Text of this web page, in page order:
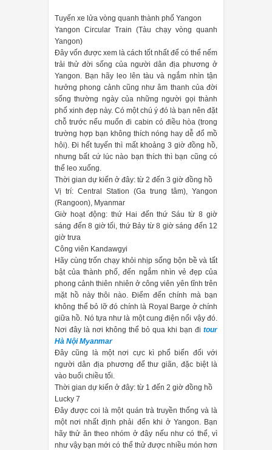
Tuyến xe lửa vòng quanh thành phố Yangon
Yangon Circular Train (Tàu chạy vòng quanh
Yangon)
Đây vốn được xem là cách tốt nhất để có thể nếm
trải thử đời sống của người dân địa phương ở
Yangon. Bạn hãy leo lên tàu và ngắm nhìn tận
hưởng phong cảnh cũng như âm thanh của đời
sống thường ngày của những người gọi thành
phố xinh đẹp này. Có một chú ý đó là bạn nên đặt
chỗ trước nếu muốn đi cabin có điều hòa (trong
trường hợp bạn không thích nóng hay dễ đổ mồ
hôi). Đi hết tuyến thì mất khoảng 3 giờ đồng hồ,
nhưng bất cứ lúc nào bạn thích thì bạn cũng có
thể leo xuống.
Thời gian dự kiến ở đây: từ 2 đến 3 giờ đồng hồ
Vị trí: Central Station (Ga trung tâm), Yangon
(Rangoon), Myanmar
Giờ hoạt động: thứ Hai đến thứ Sáu từ 8 giờ
sáng đến 8 giờ tối, thứ Bảy từ 8 giờ sáng đến 12
giờ trưa
Công viên Kandawgyi
Hãy cùng trốn chạy khỏi nhịp sống bộn bề và tất
bật của thành phố, đến ngắm nhìn vẻ đẹp của
phong cảnh thiên nhiên ở công viên yên tĩnh trên
mặt hồ này thôi nào. Điểm đến chính mà bạn
không thể bỏ lỡ đó chính là Royal Barge ở chính
giữa hồ. Nó tựa như là một cung điện nổi vậy đó.
Nơi đây là nơi không thể bỏ qua khi bạn đi tour
Hà Nội Myanmar
Đây cũng là một nơi cực kì phổ biến đối với
người dân địa phương để thư giãn, đặc biệt là
vào buổi chiều tối.
Thời gian dự kiến ở đây: từ 1 đến 2 giờ đồng hồ
Lucky 7
Đây được coi là một quán trà truyền thống và là
một nơi nhất định phải đến khi ở Yangon. Bạn
hãy thử ăn theo nhóm ở đây nếu như có thể, vì
như vậy bạn mới có thể thử được nhiều món hơn